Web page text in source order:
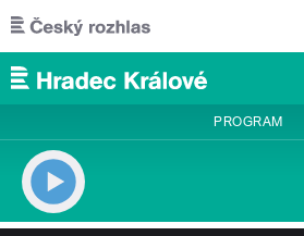
Přejít k hlavnímu obsahu
PROGRAM